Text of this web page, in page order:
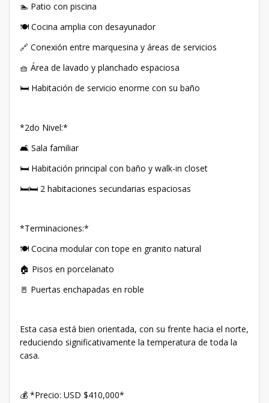
🏊 Patio con piscina
🍽 Cocina amplia con desayunador
🔗 Conexión entre marquesina y áreas de servicios
🧺 Área de lavado y planchado espaciosa
🛏 Habitación de servicio enorme con su baño
*2do Nivel:*
🛋 Sala familiar
🛏 Habitación principal con baño y walk-in closet
🛏🛏 2 habitaciones secundarias espaciosas
*Terminaciones:*
🍽 Cocina modular con tope en granito natural
🏠 Pisos en porcelanato
🚪 Puertas enchapadas en roble
Esta casa está bien orientada, con su frente hacia el norte,
reduciendo significativamente la temperatura de toda la
casa.
💰 *Precio: USD $410,000*